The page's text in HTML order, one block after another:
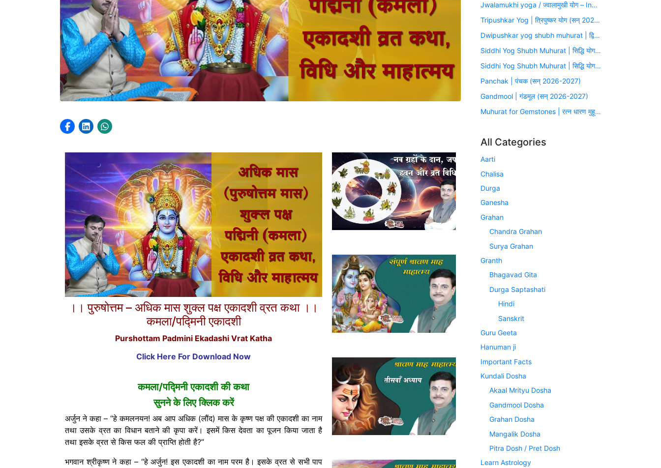
।। पुरुषोत्तम – अधिक मास शुक्ल पक्ष एकादशी व्रत कथा ।।
कमला/पद्मिनी एकादशी
Purshottam Padmini Ekadashi Vrat Katha
Click Here For Download Now
कमला/पद्मिनी एकादशी कीकथा
सुनने के लिएक्लिक करें
अर्जुन ने कहा – “हे कमलनयन! अब आप अधिक (लौंद) मास के कृष्ण पक्ष की एकादशी का नाम
तथा उसके व्रत का विधान बताने की कृपा करें। इसमें किस देवता का पूजन किया जाता है
तथा इसके व्रत से किस फल की प्राप्ति होती है?”
भगवान श्रीकृष्ण ने कहा – “हे अर्जुन! इस एकादशी का नाम परम है। इसके व्रत से सभी पाप
Jwalamukhi yoga / ज्वालामुखी योग – Inauspicious Yoga
Tripushkar Yog | त्रिपुष्कर योग (सन् 2026-2027)
Dwipushkar yog shubh muhurat | द्विपुष्कर योग (सन् 2026-2027)
Siddhi Yog Shubh Muhurat | सिद्धि योग (सन् 2026-2027)
Siddhi Yog Shubh Muhurat | सिद्धि योग (सन् 2026-2027)
Panchak | पंचक (सन् 2026-2027)
Gandmool | गंडमूल (सन् 2026-2027)
Muhurat for Gemstones | रत्न धारण मुहूर्त (सन् 2026-2027)
All Categories
Aarti
Chalisa
Durga
Ganesha
Grahan
Chandra Grahan
Surya Grahan
Granth
Bhagavad Gita
Durga Saptashati
Hindi
Sanskrit
Guru Geeta
Hanuman ji
Important Facts
Kundali Dosha
Akaal Mrityu Dosha
Gandmool Dosha
Grahan Dosha
Mangalik Dosha
Pitra Dosh / Pret Dosh
Learn Astrology